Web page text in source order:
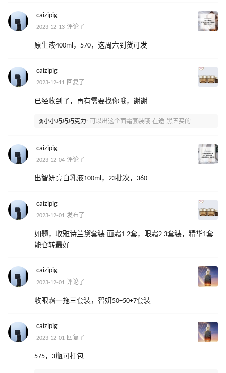
caizipig
2023-12-13 评论了
原生液400ml，570，这周六到货可发
caizipig
2023-12-11 回复了
已经收到了，再有需要找你哦，谢谢
@小小巧巧巧克力: 可以出这个面霜套装哦 在途 黑五买的
caizipig
2023-12-04 评论了
出智妍亮白乳液100ml，23批次，360
caizipig
2023-12-01 发布了
如题，收雅诗兰黛套装 面霜1-2套，眼霜2-3套装，精华1套
能仓转最好
caizipig
2023-12-01 评论了
收眼霜一拖三套装，智妍50+50+7套装
caizipig
2023-12-01 回复了
575，3瓶可打包